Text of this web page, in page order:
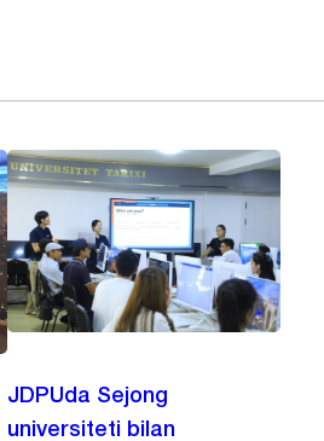
JDPUda Sejong
universiteti bilan